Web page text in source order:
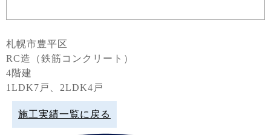
札幌市豊平区
RC造（鉄筋コンクリート）
4階建
1LDK7戸、2LDK4戸
施工実績一覧に戻る